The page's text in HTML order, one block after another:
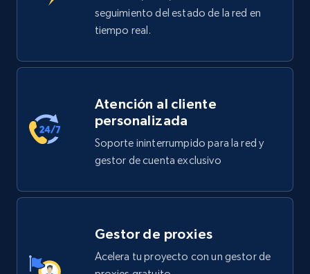
seguimiento del estado de la red en
tiempo real.
Atención al cliente
personalizada
Soporte ininterrumpido para la red y
gestor de cuenta exclusivo
Gestor de proxies
Acelera tu proyecto con un gestor de